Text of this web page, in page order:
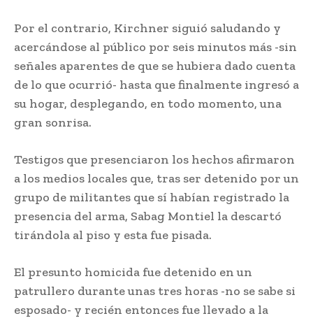
Por el contrario, Kirchner siguió saludando y
acercándose al público por seis minutos más -sin
señales aparentes de que se hubiera dado cuenta
de lo que ocurrió- hasta que finalmente ingresó a
su hogar, desplegando, en todo momento, una
gran sonrisa.
Testigos que presenciaron los hechos afirmaron
a los medios locales que, tras ser detenido por un
grupo de militantes que sí habían registrado la
presencia del arma, Sabag Montiel la descartó
tirándola al piso y esta fue pisada.
El presunto homicida fue detenido en un
patrullero durante unas tres horas -no se sabe si
esposado- y recién entonces fue llevado a la